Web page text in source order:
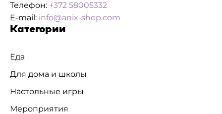
Телефон: +372 58005332
E-mail: info@anix-shop.com
Категории
Еда
Для дома и школы
Настольные игры
Мероприятия